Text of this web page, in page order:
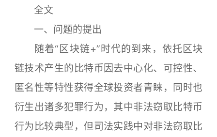
全文
一、问题的提出
随着“区块链+”时代的到来，依托区块
链技术产生的比特币因去中心化、可控性、
匿名性等特性获得全球投资者青睐，同时也
衍生出诸多犯罪行为，其中非法窃取比特币
行为比较典型，但司法实践中对非法窃取比